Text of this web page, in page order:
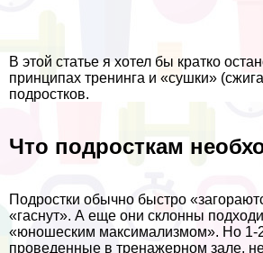
В этой статье я хотел бы кратко
принципах тренинга и «сушки»
подростков.
Что подросткам
Подростки обычно быстро
«гаснут». А еще они склонны
«юношеским максимализмом». Но 1-
проведенные в тренажерном зале,